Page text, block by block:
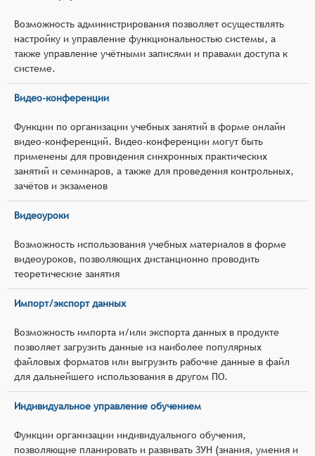
Возможность администрирования позволяет осуществлять
настройку и управление функциональностью системы, а
также управление учётными записями и правами доступа к
системе.
Видео-конференции
Функции по организации учебных занятий в форме онлайн
видео-конференций. Видео-конференции могут быть
применены для провидения синхронных практических
занятий и семинаров, а также для проведения контрольных,
зачётов и экзаменов
Видеоуроки
Возможность использования учебных материалов в форме
видеоуроков, позволяющих дистанционно проводить
теоретические занятия
Импорт/экспорт данных
Возможность импорта и/или экспорта данных в продукте
позволяет загрузить данные из наиболее популярных
файловых форматов или выгрузить рабочие данные в файл
для дальнейшего использования в другом ПО.
Индивидуальное управление обучением
Функции организации индивидуального обучения,
позволяющие планировать и развивать ЗУН (знания, умения и